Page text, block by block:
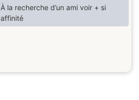
exfemme était elle même
handicapée nous sommes restés 20
ans ,
À la recherche d’un ami voir + si
affinité